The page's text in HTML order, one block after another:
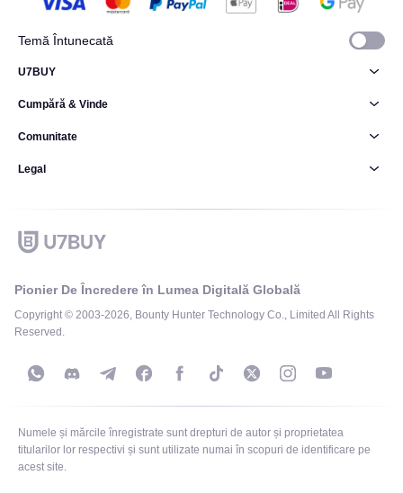
Temă Întunecată
Pionier De Încredere în Lumea Digitală Globală
Copyright © 2003-2026, Bounty Hunter Technology Co., Limited All Rights
Reserved.
U7BUY
Cumpără & Vinde
Comunitate
Legal
Numele și mărcile înregistrate sunt drepturi de autor și proprietatea
titularilor lor respectivi și sunt utilizate numai în scopuri de identificare pe
acest site.